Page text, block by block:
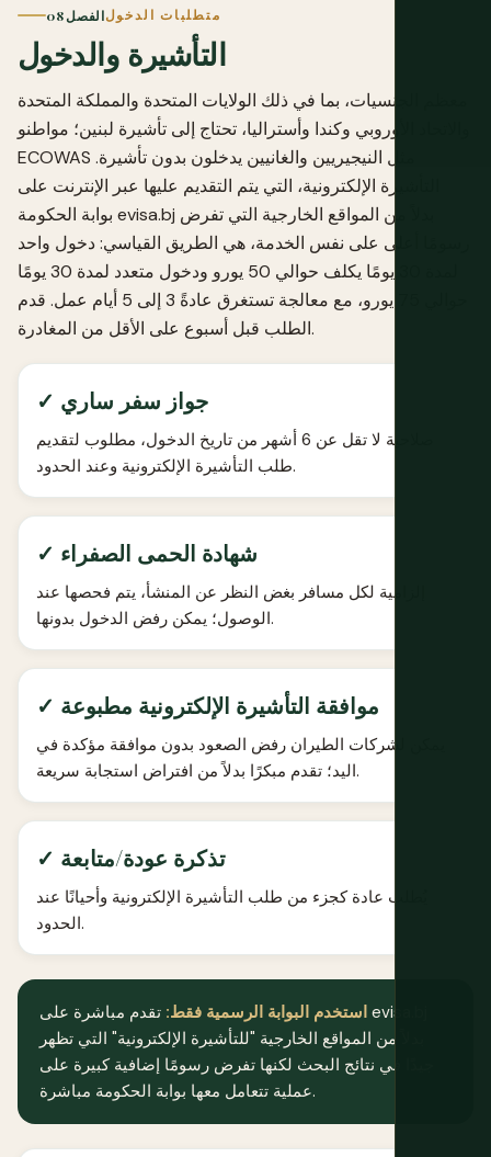
الفصل 08متطلبات الدخول
التأشيرة والدخول
معظم الجنسيات، بما في ذلك الولايات المتحدة والمملكة المتحدة
والاتحاد الأوروبي وكندا وأستراليا، تحتاج إلى تأشيرة لبنين؛ مواطنو
ECOWAS مثل النيجيريين والغانيين يدخلون بدون تأشيرة.
التأشيرة الإلكترونية، التي يتم التقديم عليها عبر الإنترنت على
بوابة الحكومة evisa.bj بدلاً من المواقع الخارجية التي تفرض
رسومًا أعلى على نفس الخدمة، هي الطريق القياسي: دخول واحد
لمدة 30 يومًا يكلف حوالي 50 يورو ودخول متعدد لمدة 30 يومًا
حوالي 75 يورو، مع معالجة تستغرق عادةً 3 إلى 5 أيام عمل. قدم
الطلب قبل أسبوع على الأقل من المغادرة.
✓ جواز سفر ساري
صلاحية لا تقل عن 6 أشهر من تاريخ الدخول، مطلوب لتقديم
طلب التأشيرة الإلكترونية وعند الحدود.
✓ شهادة الحمى الصفراء
إلزامية لكل مسافر بغض النظر عن المنشأ، يتم فحصها عند
الوصول؛ يمكن رفض الدخول بدونها.
✓ موافقة التأشيرة الإلكترونية مطبوعة
يمكن لشركات الطيران رفض الصعود بدون موافقة مؤكدة في
اليد؛ تقدم مبكرًا بدلاً من افتراض استجابة سريعة.
✓ تذكرة عودة/متابعة
يُطلب عادة كجزء من طلب التأشيرة الإلكترونية وأحيانًا عند
الحدود.
استخدم البوابة الرسمية فقط: تقدم مباشرة على evisa.bj
بدلاً من المواقع الخارجية "للتأشيرة الإلكترونية" التي تظهر
جيدًا في نتائج البحث لكنها تفرض رسومًا إضافية كبيرة على
عملية تتعامل معها بوابة الحكومة مباشرة.